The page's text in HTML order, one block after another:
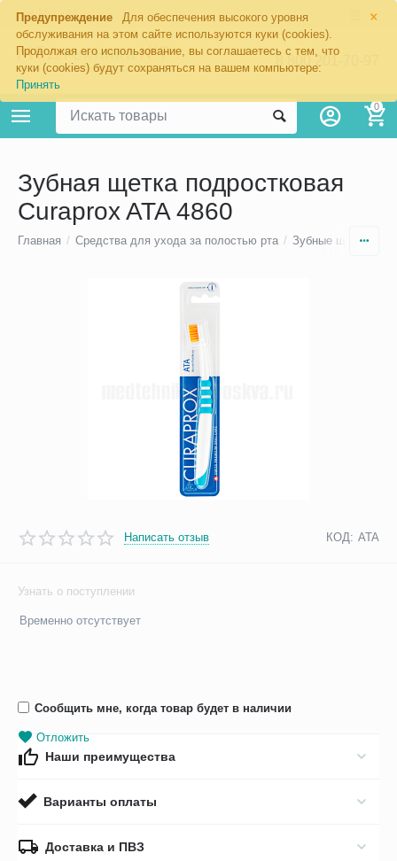
×
Предупреждение
Для обеспечения высокого уровня
обслуживания на этом сайте используются куки (cookies).
Продолжая его использование, вы соглашаетесь с тем, что
куки (cookies) будут сохраняться на вашем компьютере:
Принять
Москва
8 800 201-70-97
0
Зубная щетка подростковая
Curaprox ATA 4860
Главная / Средства для ухода за полостью рта / Зубные щетки
Написать отзыв КОД: ATA
Узнать о поступлении
Временно отсутствует
Сообщить мне, когда товар будет в наличии
Отложить
Наши преимущества
Варианты оплаты
Доставка и ПВЗ